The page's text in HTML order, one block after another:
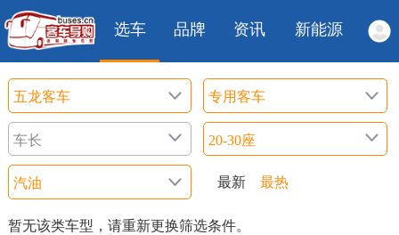
选车 品牌 资讯 新能源
最新 最热
暂无该类车型，请重新更换筛选条件。